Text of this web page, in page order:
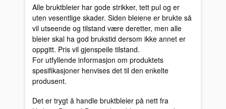
Alle bruktbleier har gode strikker, tett pul og er
uten vesentlige skader. Siden bleiene er brukte så
vil utseende og tilstand være deretter, men alle
bleier skal ha god brukstid dersom ikke annet er
oppgitt. Pris vil gjenspeile tilstand.
For utfyllende informasjon om produktets
spesifikasjoner henvises det til den enkelte
produsent.
Det er trygt å handle bruktbleier på nett fra